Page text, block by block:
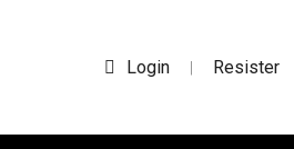
Login | Resister